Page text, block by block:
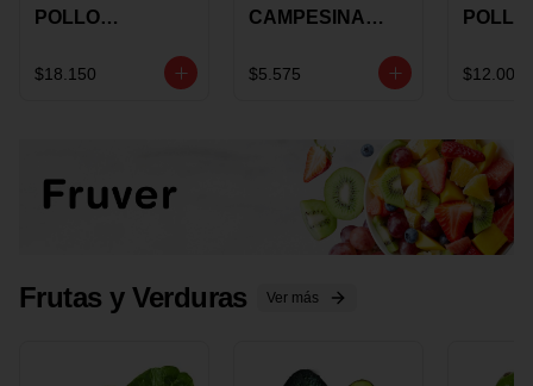
POLLO
MARINADA X
$18.150
CAMPESINA
COSTILLAR A
$5.575
POLLO
$12.000
Frutas y Verduras Ver más